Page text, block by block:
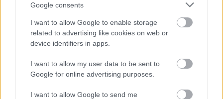
Google consents
I want to allow Google to enable storage
related to advertising like cookies on web or
device identifiers in apps.
I want to allow my user data to be sent to
Google for online advertising purposes.
I want to allow Google to send me
BEST OFINTERNET